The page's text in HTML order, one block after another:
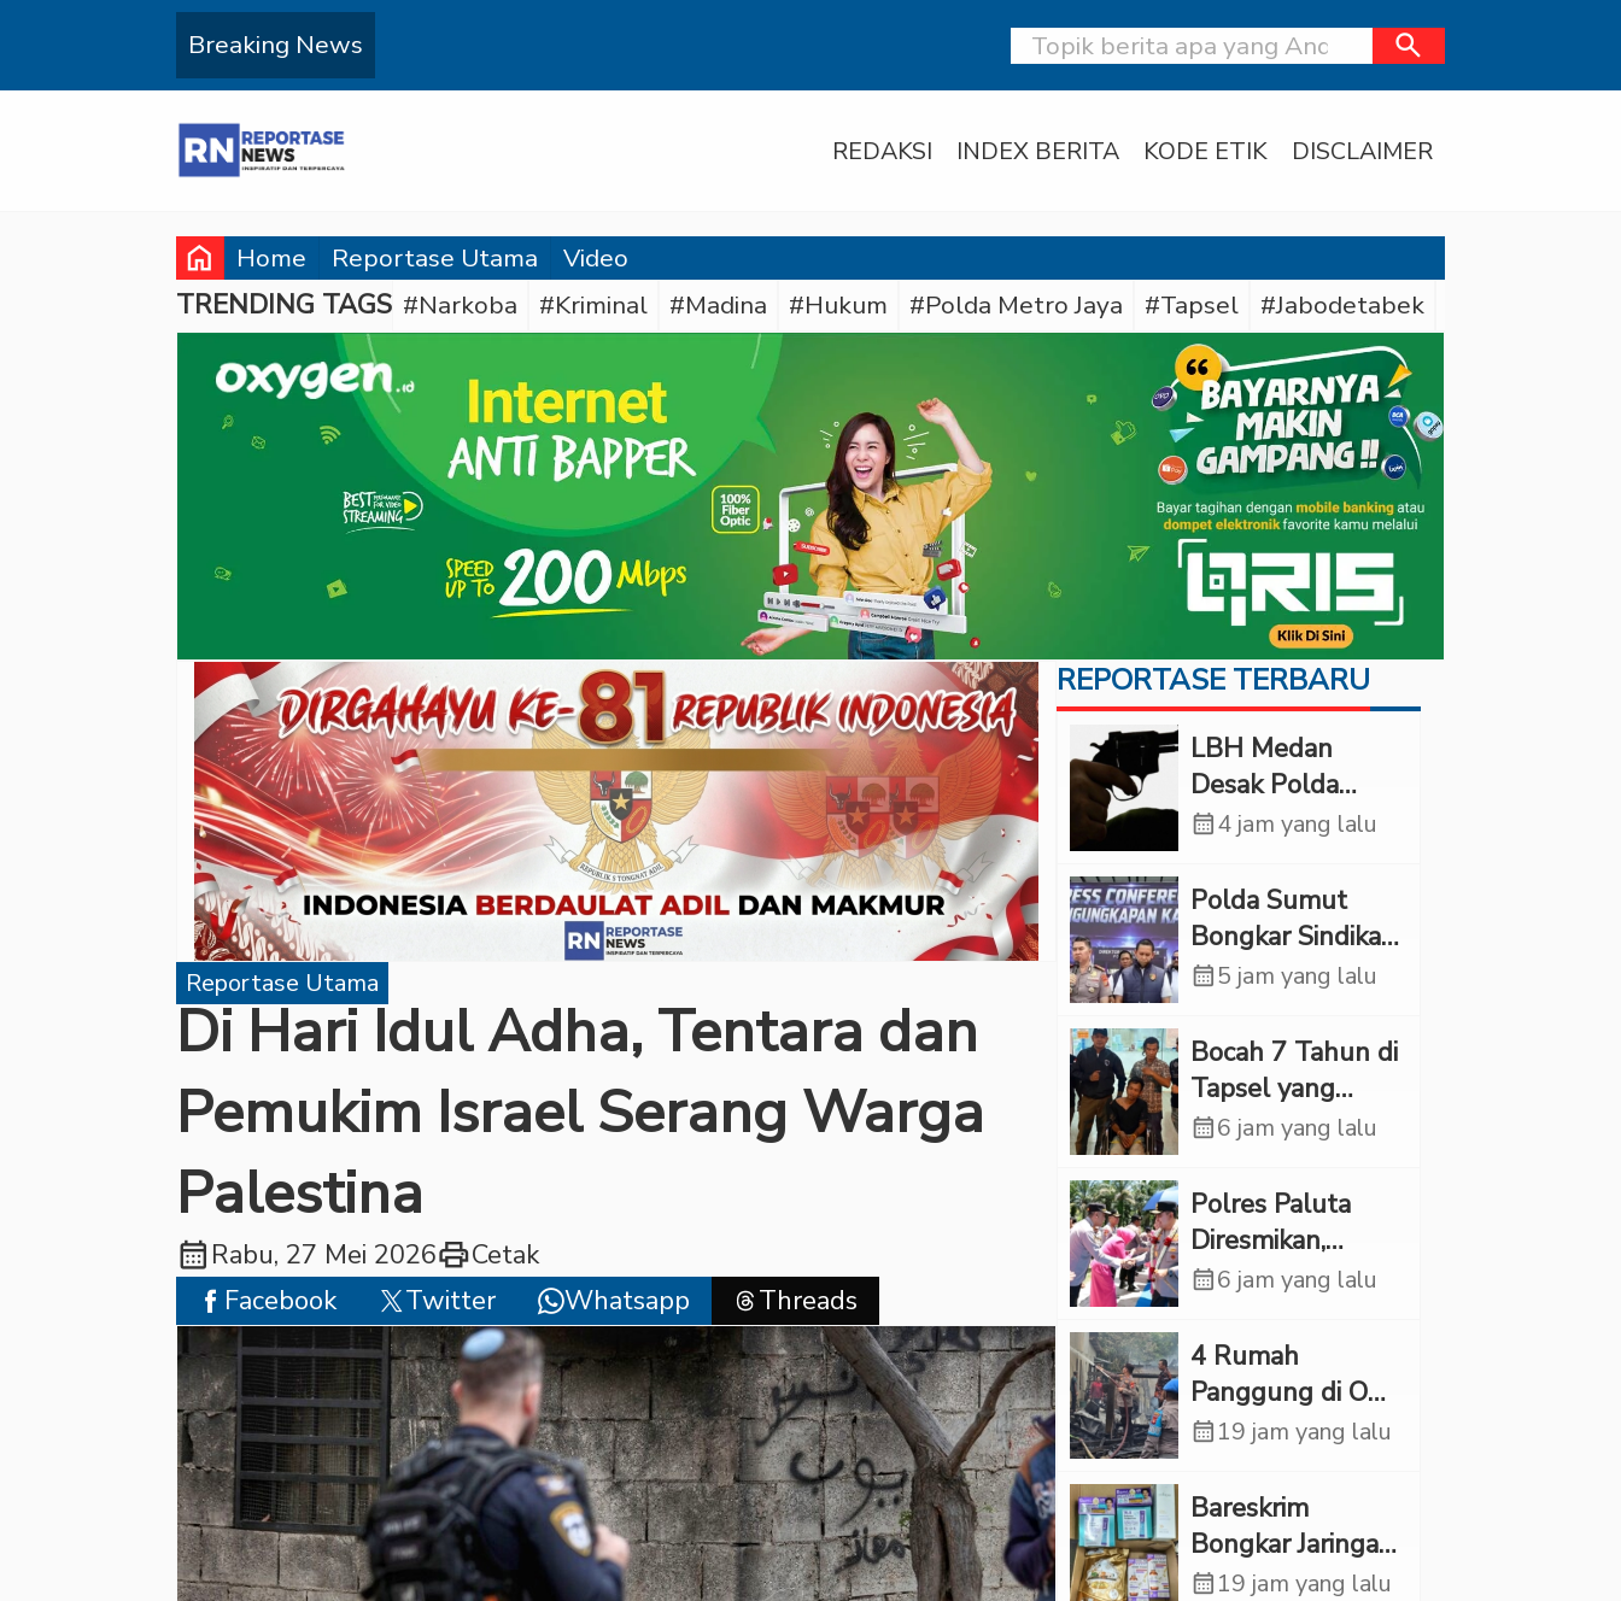
Breaking News search
REDAKSI INDEX BERITA KODE ETIK DISCLAIMER
home Home Reportase Utama Video
TRENDING TAGS #Narkoba #Kriminal #Madina #Hukum #Polda Metro Jaya #Tapsel #Jabodetabek
Reportase Utama
‎Di Hari Idul Adha, Tentara dan
Pemukim Israel Serang Warga
Palestina
calendar_month Rabu, 27 Mei 2026printCetak
Facebook
Twitter Whatsapp Threads
REPORTASE TERBARU
LBH Medan
Desak Polda
Sumut Usut
Lorenza
calendar_month4 jam yang lalu
Polda Sumut
Bongkar Sindikat
Scamming
Korban Rugi
Rp6,7 Miliar
calendar_month5 jam yang lalu
Bocah 7 Tahun di
Tapsel yang
Ditemukan
Ternyata Korban
Kekerasan
Seksual
calendar_month6 jam yang lalu
Polres Paluta
Diresmikan,
Begini
Kapolres Tapsel
calendar_month6 jam yang lalu
‎4 Rumah
Panggung di OKI
Ludes Terbakar,
Rp1 Miliar
calendar_month19 jam yang lalu
Bareskrim
Bongkar Jaringan
Etomidate dari
calendar_month19 jam yang lalu